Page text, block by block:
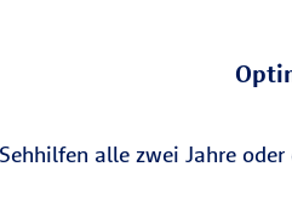
alle zwei Jahre